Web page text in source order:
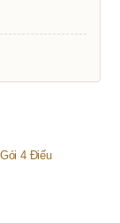
4 Điếu